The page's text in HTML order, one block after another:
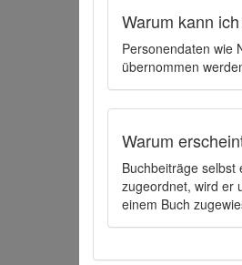
Warum kann
Personendaten wie
übernommen
Warum
Buchbeiträge
zugeordnet, wird er
einem Buch